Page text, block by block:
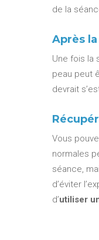
de la
Après
Une fois la
peau peut
devrait
Vous
normales
séance,
d’éviter
d’utiliser